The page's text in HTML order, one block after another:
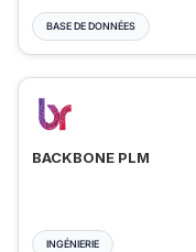
BASE DE DONNÉES
BACKBONE PLM
INGÉNIERIE